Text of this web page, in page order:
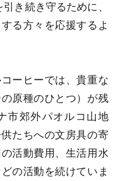
き続き守るために、
る方々を応援するよ
ーヒーでは、貴重な
原種のひとつ）が残
市郊外パオルコ山地
たちへの文房具の寄
活動費用、生活用水
の活動を続けていま